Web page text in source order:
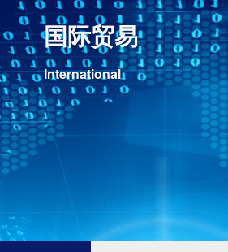
国际贸易
International